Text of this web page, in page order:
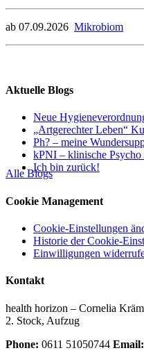
ab 07.09.2026 Mikrobiom
Aktuelle Blogs
Neue
„Artgerechter Leben“
Ph? – meine
kPNI – klinische
Ich bin zurück!
Alle Blogs
Cookie Management
Cookie-Einstellungen
Historie der Cookie-
Einwilligungen
Kontakt
health horizon – Cornelia
2. Stock, Aufzug
Phone: 0611 51050744 Email: